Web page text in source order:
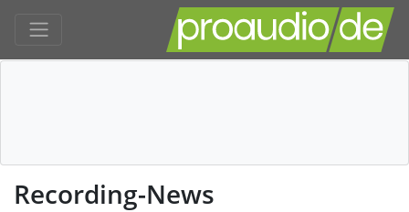
Recording-News